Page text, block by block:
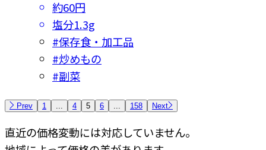
約60円
塩分1.3g
#保存食・加工品
#炒めもの
#副菜
Prev 1 ... 4 5 6 ... 158 Next
直近の価格変動には対応していません。